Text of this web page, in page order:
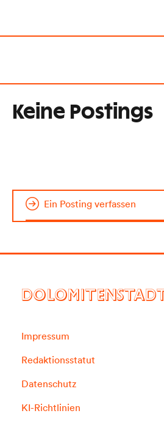
Keine Postings
Ein Posting verfassen
DOLOMITENSTADT
Impressum
Redaktionsstatut
Datenschutz
KI-Richtlinien